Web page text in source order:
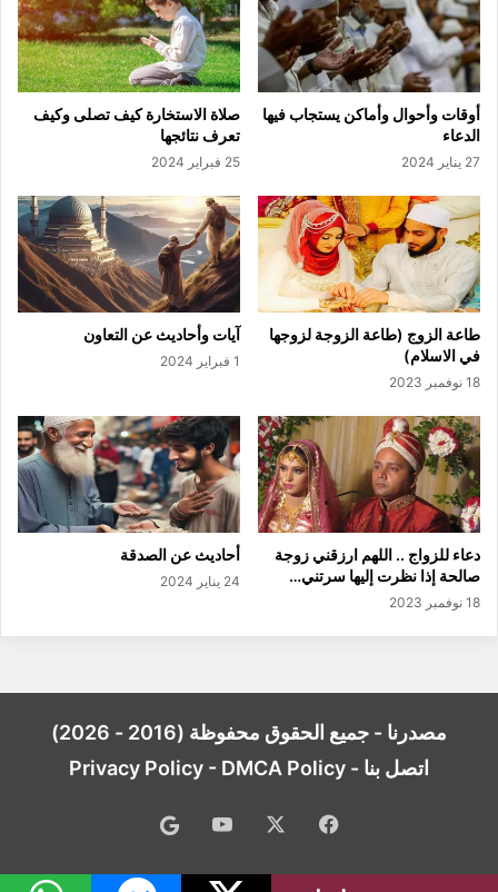
أوقات وأحوال وأماكن يستجاب فيها
الدعاء
27 يناير 2024
صلاة الاستخارة كيف تصلى وكيف
تعرف نتائجها
25 فبراير 2024
طاعة الزوج (طاعة الزوجة لزوجها
في الاسلام)
18 نوفمبر 2023
آيات وأحاديث عن التعاون
1 فبراير 2024
دعاء للزواج .. اللهم ارزقني زوجة
صالحة إذا نظرت إليها سرتني…
18 نوفمبر 2023
أحاديث عن الصدقة
24 يناير 2024
مصدرنا - جميع الحقوق محفوظة (2016 - 2026)
اتصل بنا -
Privacy Policy - DMCA Policy
فيسبوك ‫YouTube
Google
News